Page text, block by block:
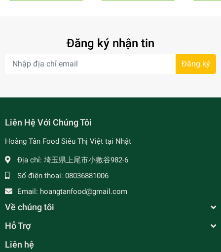
Đăng ký nhận tin
Đăng ký
Liên Hệ Với Chúng Tôi
Hoàng Tân Food Siêu Thị Việt tại Nhật
Địa chỉ: 埼玉県上尾市小敷谷982-6
Số điện thoại: 08036881006
Email: hoangtanfood@gmail.com
Về chúng tôi
Hỗ Trợ
Liên hệ